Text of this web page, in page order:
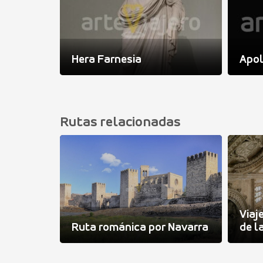
Hera Farnesia
Rutas relacionadas
Ruta románica por Navarra
de